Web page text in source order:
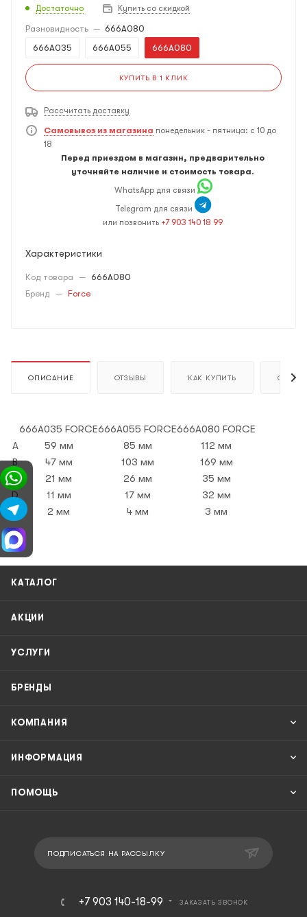
Достаточно Купить со скидкой
Разновидность — 666A080
666A035
666A055 666A080
КУПИТЬ В 1 КЛИК
Рассчитать доставку
Самовывоз из магазина понедельник - пятница: с 10 до
18
Перед приездом в магазин, предварительно
уточняйте наличие и стоимость товара.
WhatsApp для связи
Telegram для связи
или позвонить +7 903 140 18 99
Характеристики
Код товара — 666A080
Бренд — Force
ОПИСАНИЕ ОТЗЫВЫ КАК КУПИТЬ ОПЛАТА
666A035 FORCE666A055 FORCE666A080 FORCE
A
59 мм 85 мм
112 мм
B
47 мм 103 мм
169 мм
C
21 мм 26 мм
35 мм
D
11 мм 17 мм
32 мм
E
2 мм 4 мм 3 мм
КАТАЛОГ
АКЦИИ
УСЛУГИ
БРЕНДЫ
КОМПАНИЯ
ИНФОРМАЦИЯ
ПОМОЩЬ
ПОДПИСАТЬСЯ НА РАССЫЛКУ
+7 903 140-18-99 ЗАКАЗАТЬ ЗВОНОК